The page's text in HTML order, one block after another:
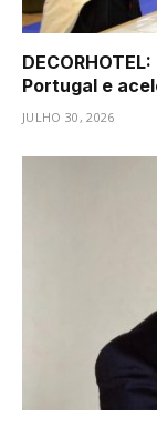
Portugal e
JULHO 30, 2026